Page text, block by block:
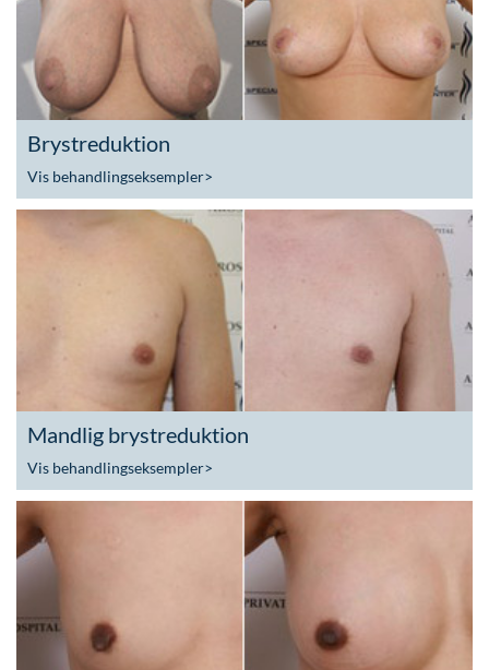
Brystreduktion
Vis behandlingseksempler>
Mandlig brystreduktion
Vis behandlingseksempler>